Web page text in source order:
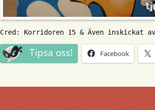
Cred: Korridoren 15 & Även inskickat
Tipsa oss! Facebook